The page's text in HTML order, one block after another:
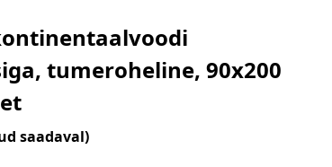
tumeroheline, 90x200
saadaval)